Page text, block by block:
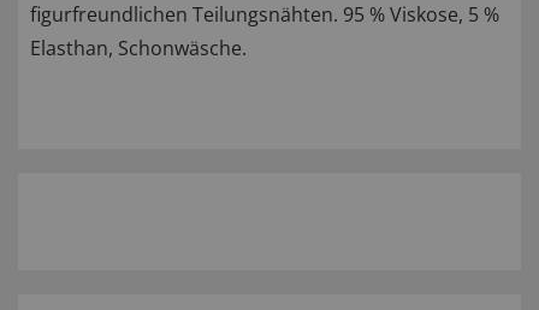
figurfreundlichen Teilungsnähten. 95 % Viskose, 5 %
Elasthan, Schonwäsche.